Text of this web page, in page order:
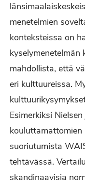
menetelmien
konteksteissa on
kyselymenetelmän
mahdollista, että
eri kulttuureissa.
Esimerkiksi
suoriutumista
tehtävässä.
skandinaavisia